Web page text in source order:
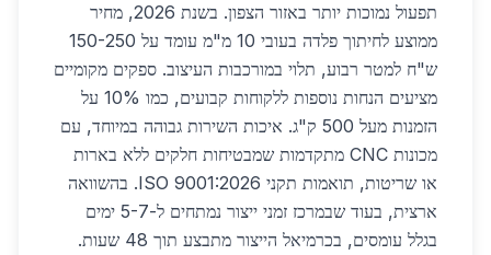
תפעול נמוכות יותר באזור הצפון. בשנת 2026, מחיר
ממוצע לחיתוך פלדה בעובי 10 מ"מ עומד על 150-250
ש"ח למטר רבוע, תלוי במורכבות העיצוב. ספקים מקומיים
מציעים הנחות נוספות ללקוחות קבועים, כמו 10% על
הזמנות מעל 500 ק"ג. איכות השירות גבוהה במיוחד, עם
מכונות CNC מתקדמות שמבטיחות חלקים ללא בארות
או שריטות, תואמות תקני ISO 9001:2026. בהשוואה
ארצית, בעוד שבמרכז זמני ייצור נמתחים ל-5-7 ימים
בגלל עומסים, בכרמיאל הייצור מתבצע תוך 48 שעות.